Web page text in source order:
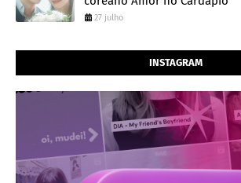
27 julho
INSTAGRAM